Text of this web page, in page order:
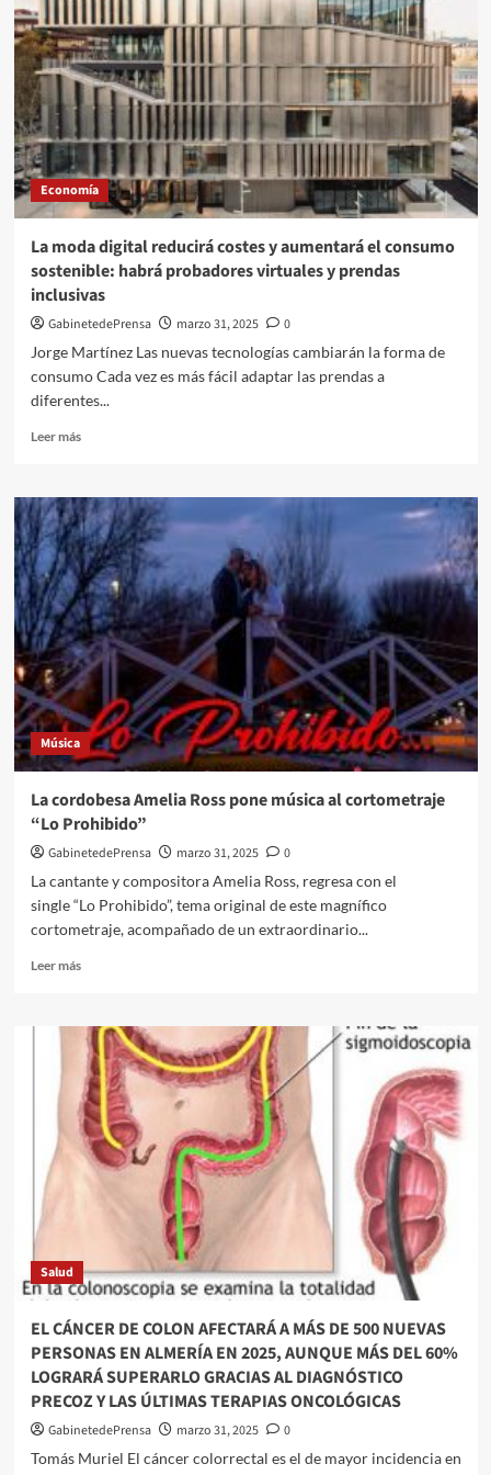
Economía
La moda digital reducirá costes y aumentará el consumo
sostenible: habrá probadores virtuales y prendas
inclusivas
GabinetedePrensa marzo 31, 2025
0
Jorge Martínez Las nuevas tecnologías cambiarán la forma de
consumo Cada vez es más fácil adaptar las prendas a
diferentes...
Leer másLeer
La
moda
digital
reducirá
costes
y
aumentará
el
consumo
sostenible:
habrá
probadores
virtuales
y
inclusivas
Música
La cordobesa Amelia Ross pone música al cortometraje
“Lo Prohibido”
GabinetedePrensa marzo 31, 2025
0
La cantante y compositora Amelia Ross, regresa con el
single “Lo Prohibido”, tema original de este magnífico
cortometraje, acompañado de un extraordinario...
Leer másLeer
La
cordobesa
Amelia
Ross
pone
música
al
cortometraje
Salud
EL CÁNCER DE COLON AFECTARÁ A MÁS DE 500 NUEVAS
PERSONAS EN ALMERÍA EN 2025, AUNQUE MÁS DEL 60%
LOGRARÁ SUPERARLO GRACIAS AL DIAGNÓSTICO
PRECOZ Y LAS ÚLTIMAS TERAPIAS ONCOLÓGICAS
GabinetedePrensa marzo 31, 2025
0
Tomás Muriel El cáncer colorrectal es el de mayor incidencia en